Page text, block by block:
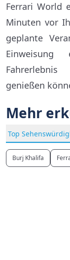
Ferrari World
Minuten vor
geplante
genießen
Mehr
Top
Burj Khalifa